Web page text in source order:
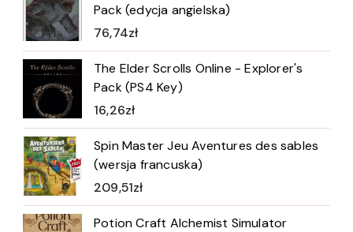
Pack (edycja angielska)
76,74zł
The Elder Scrolls Online - Explorer's
Pack (PS4 Key)
16,26zł
Spin Master Jeu Aventures des sables
(wersja francuska)
209,51zł
Potion Craft Alchemist Simulator